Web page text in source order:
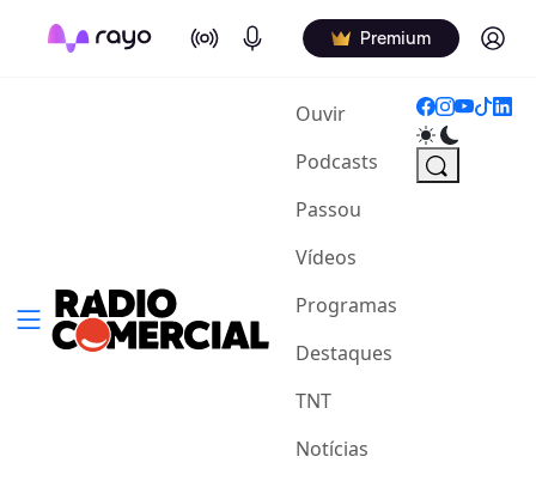
On Air Podcasts Premium Log in
Ouvir(current)
Podcasts
Passou
Vídeos
Programas
Destaques
TNT
Notícias